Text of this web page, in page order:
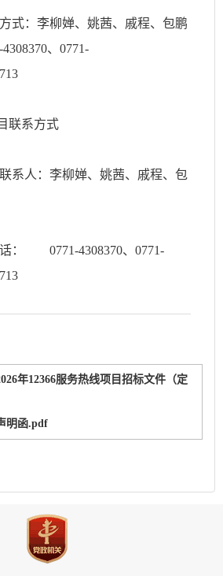
式：李柳婵、姚茜、戚程、包鹏
4308370、0771-
联系方式
系人：李柳婵、姚茜、戚程、包
： 0771-4308370、0771-
年12366服务热线项目招标文件（定
明函.pdf